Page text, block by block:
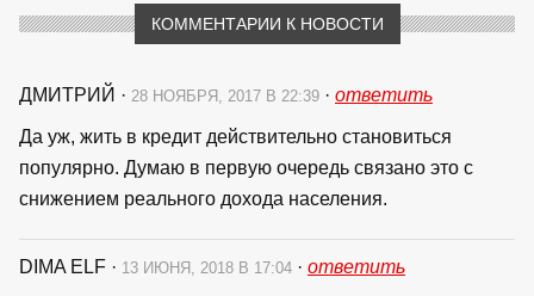
КОММЕНТАРИИ К НОВОСТИ
ДМИТРИЙ · 28 НОЯБРЯ, 2017 В 22:39 · ответить
Да уж, жить в кредит действительно становиться
популярно. Думаю в первую очередь связано это с
снижением реального дохода населения.
DIMA ELF · 13 ИЮНЯ, 2018 В 17:04 · ответить